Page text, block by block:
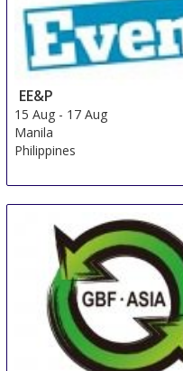
EE&P
15 Aug - 17 Aug
Manila
Philippines